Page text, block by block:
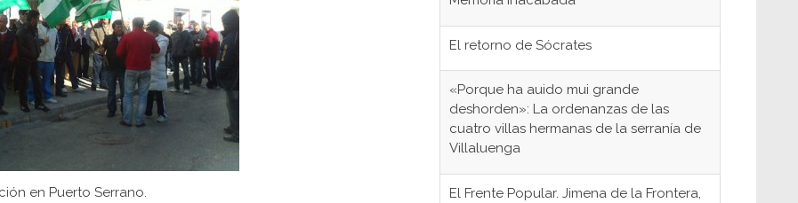
en Puerto Serrano.
El retorno de Sócrates
«Porque ha auido mui grande
deshorden»: La ordenanzas de las
cuatro villas hermanas de la serranía de
Villaluenga
El Frente Popular. Jimena de la Frontera,